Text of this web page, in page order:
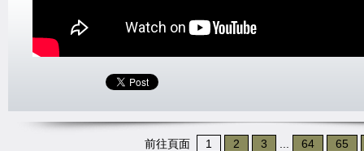
前往頁面 1 2 3 64 65